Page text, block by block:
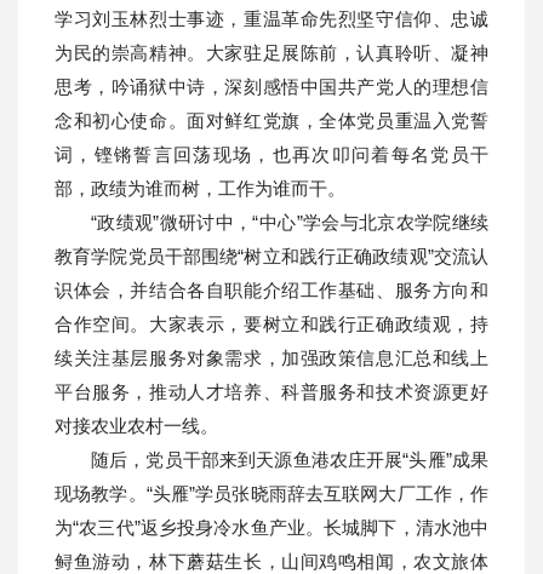
学习刘玉林烈士事迹，重温革命先烈坚守信仰、忠诚
为民的崇高精神。大家驻足展陈前，认真聆听、凝神
思考，吟诵狱中诗，深刻感悟中国共产党人的理想信
念和初心使命。面对鲜红党旗，全体党员重温入党誓
词，铿锵誓言回荡现场，也再次叩问着每名党员干
部，政绩为谁而树，工作为谁而干。
“政绩观”微研讨中，“中心”学会与北京农学院继续
教育学院党员干部围绕“树立和践行正确政绩观”交流认
识体会，并结合各自职能介绍工作基础、服务方向和
合作空间。大家表示，要树立和践行正确政绩观，持
续关注基层服务对象需求，加强政策信息汇总和线上
平台服务，推动人才培养、科普服务和技术资源更好
对接农业农村一线。
随后，党员干部来到天源鱼港农庄开展“头雁”成果
现场教学。“头雁”学员张晓雨辞去互联网大厂工作，作
为“农三代”返乡投身冷水鱼产业。长城脚下，清水池中
鲟鱼游动，林下蘑菇生长，山间鸡鸣相闻，农文旅体